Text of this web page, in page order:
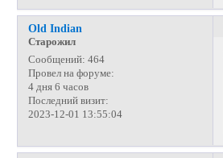
Old Indian
Старожил
Сообщений: 464
Провел на форуме:
4 дня 6 часов
Последний визит:
2023-12-01 13:55:04